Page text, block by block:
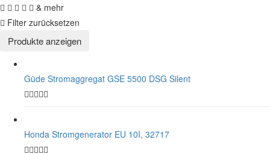
& mehr
Filter zurücksetzen
Güde Stromaggregat GSE 5500 DSG Silent
Honda Stromgenerator EU 10I, 32717